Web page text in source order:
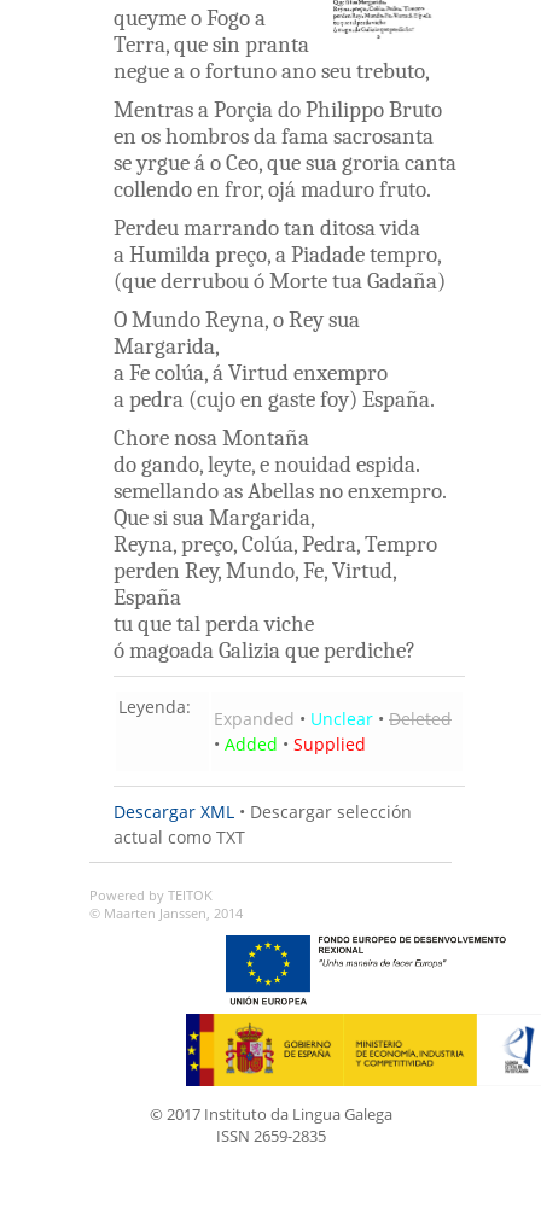
queymeoFogoa
Terra,quesin pranta
neguea ofortunoanoseutrebuto,
MentrasaPorçiadoPhilippoBruto
en oshombrosdafamasacrosanta
seyrgueá oCeo,quesuagroriacanta
collendoen fror,ojámadurofruto.
Perdeumarrandotan ditosavida
aHumildapreço,aPiadadetempro,
(quederrubouóMortetuaGadaña)
OMundoReyna,oReysua
Margarida,
aFecolúa,áVirtud enxempro
apedra (cujoen gastefoy) España.
ChorenosaMontaña
dogando,leyte,enouidad espida.
semellandoasAbellasnoenxempro.
QuesisuaMargarida,
Reyna,preço,Colúa,Pedra,Tempro
perden Rey,Mundo,Fe,Virtud,
España
tuquetalperdaviche
ómagoadaGaliziaqueperdiche?
Leyenda:
Expanded • Unclear • Deleted
• Added • Supplied
Descargar XML • Descargar selección
actual como TXT
Powered by TEITOK
© Maarten Janssen, 2014
© 2017 Instituto da Lingua Galega
ISSN 2659-2835